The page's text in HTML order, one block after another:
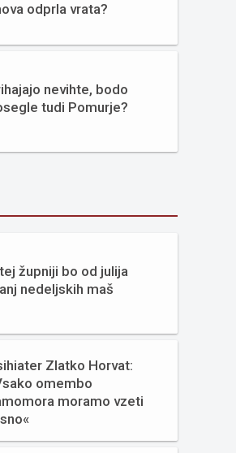
odprla vrata?
nevihte, bodo
tudi Pomurje?
župniji bo od julija
nedeljskih maš
Zlatko Horvat:
omembo
moramo vzeti